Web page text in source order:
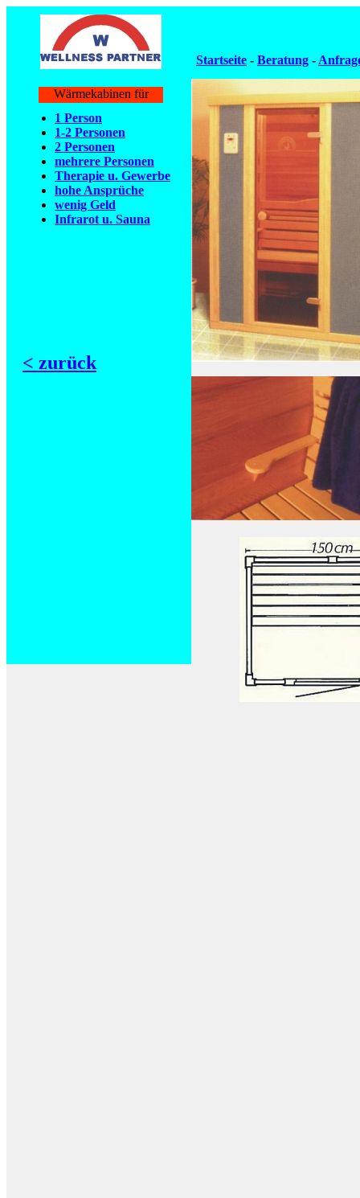
Startseite - Beratung -
Wärmekabinen für
1 Person
1-2 Personen
2 Personen
mehrere Personen
Therapie u. Gewerbe
hohe Ansprüche
wenig Geld
Infrarot u. Sauna
< zurück